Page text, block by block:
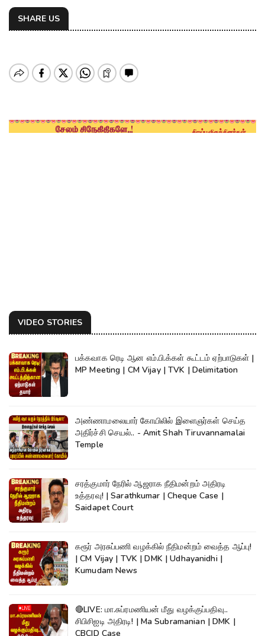
SHARE US
VIDEO STORIES
பக்கவாக ரெடி ஆன எம்.பி.க்கள் கூட்டம் ஏற்பாடுகள் |
MP Meeting | CM Vijay | TVK | Delimitation
அண்ணாமலையார் கோயிலில் இளைஞர்கள் செய்த
அதிர்ச்சி செயல்.. - Amit Shah Tiruvannamalai
Temple
சரத்குமார் நேரில் ஆஜராக நீதிமன்றம் அதிரடி
உத்தரவு! | Sarathkumar | Cheque Case |
Saidapet Court
கரூர் அரசுப்பணி வழக்கில் நீதிமன்றம் வைத்த ஆப்பு!
| CM Vijay | TVK | DMK | Udhayanidhi |
Kumudam News
🔴LIVE: மா.சுப்ரமணியன் மீது வழக்குப்பதிவு..
சிபிசிஐடி அதிரடி! | Ma Subramanian | DMK |
CBCID Case